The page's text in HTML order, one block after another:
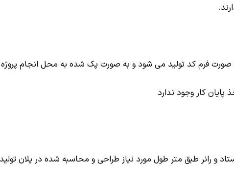
صورت فرم کد تولید می شود و به صورت پک شده به محل انجام
کار وجود ندارد
و رانر طبق متر طول مورد نیاز طراحی و محاسبه شده در پلان